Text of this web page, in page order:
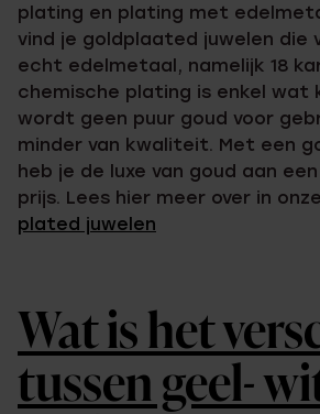
plating en plating met
vind je goldplaated juwelen die
echt edelmetaal, namelijk 18
chemische plating is enkel wat
wordt geen puur goud voor
minder van kwaliteit. Met een
heb je de luxe van goud aan
prijs. Lees hier meer over in onze
plated juwelen
Wat is het
tussen geel-